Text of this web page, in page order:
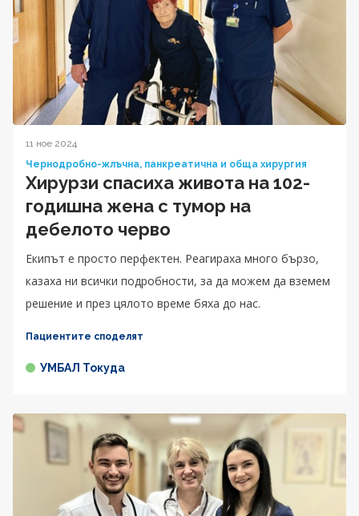
11 ное 2024
Чернодробно-жлъчна, панкреатична и обща хирургия
Хирурзи спасиха живота на 102-
годишна жена с тумор на
дебелото черво
Екипът е просто перфектен. Реагираха много бързо,
казаха ни всички подробности, за да можем да вземем
решение и през цялото време бяха до нас.
Пациентите споделят
УМБАЛ Токуда